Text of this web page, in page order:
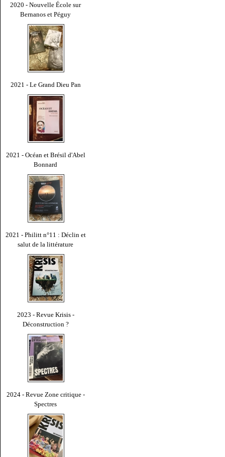
2020 - Nouvelle École sur
Bernanos et Péguy
2021 - Le Grand Dieu Pan
2021 - Océan et Brésil d'Abel
Bonnard
2021 - Philitt n°11 : Déclin et
salut de la littérature
2023 - Revue Krisis -
Déconstruction ?
2024 - Revue Zone critique -
Spectres